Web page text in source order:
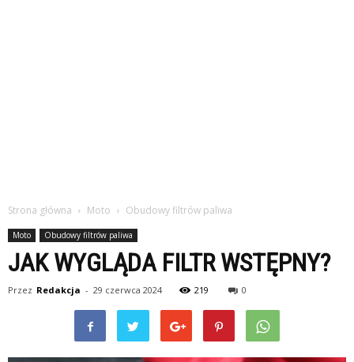
Strona główna Moto Obudowy filtrów paliwa
Moto Obudowy filtrów paliwa
JAK WYGLĄDA FILTR WSTĘPNY?
Przez Redakcja - 29 czerwca 2024 219 0